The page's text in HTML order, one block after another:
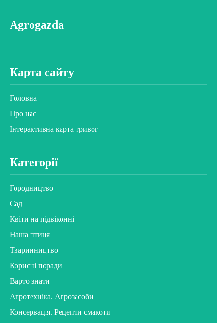
Agrogazda
Карта сайту
Головна
Про нас
Інтерактивна карта тривог
Категорії
Городництво
Сад
Квіти на підвіконні
Наша птиця
Тваринництво
Корисні поради
Варто знати
Агротехніка. Агрозасоби
Консервація. Рецепти смакоти